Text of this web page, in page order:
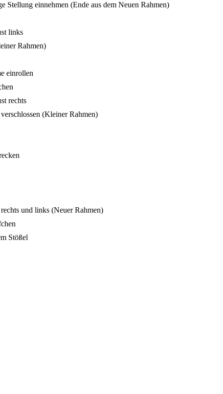
Stellung einnehmen (Ende aus dem Neuen Rahmen)
links
Rahmen)
einrollen
rechts
(Kleiner Rahmen)
und links (Neuer Rahmen)
Stößel